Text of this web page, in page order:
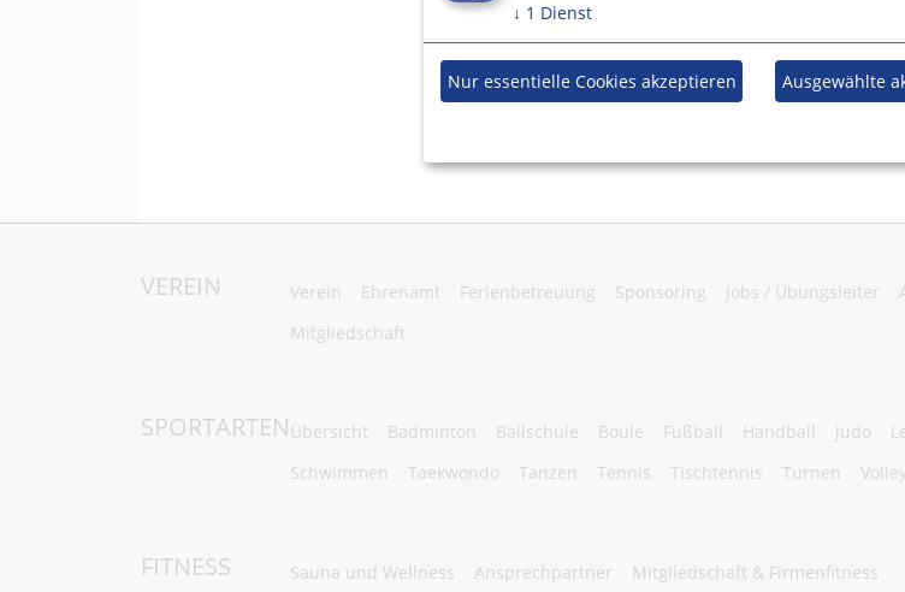
VEREIN Verein Ehrenamt Ferienbetreuung Sponsoring Jobs / Übungsleiter
Mitgliedschaft
SPORTARTENÜbersicht Badminton Ballschule Boule Fußball Handball Judo
Schwimmen
Taekwondo Tanzen Tennis Tischtennis Turnen
FITNESS Sauna und Wellness Ansprechpartner Mitgliedschaft & Firmenfitness
↓ 1 Dienst
Nur essentielle Cookies akzeptieren Ausgewählte